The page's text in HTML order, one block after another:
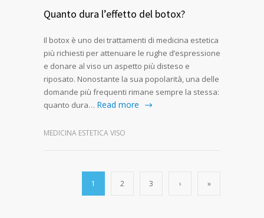
Quanto dura l’effetto del botox?
Il botox è uno dei trattamenti di medicina estetica
più richiesti per attenuare le rughe d’espressione
e donare al viso un aspetto più disteso e
riposato. Nonostante la sua popolarità, una delle
domande più frequenti rimane sempre la stessa:
quanto dura… Read more
MEDICINA ESTETICA VISO
1 2 3 › »